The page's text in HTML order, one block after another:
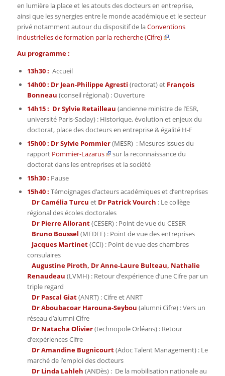
en lumière la place et les atouts des docteurs en entreprise,
ainsi que les synergies entre le monde académique et le secteur
privé notamment autour du dispositif de laConventions
industrielles de formation par la recherche (Cifre)
.
Au programme :
13h30 : Accueil
14h00 : Dr Jean-Philippe Agresti (rectorat) et François
Bonneau (conseil régional) : Ouverture
14h15 : Dr Sylvie Retailleau (ancienne ministre de l’ESR,
université Paris-Saclay) : Historique, évolution et enjeux du
doctorat, place des docteurs en entreprise & égalité H-F
15h00 : Dr Sylvie Pommier(MESR) : Mesures issues du
rapport Pommier-Lazarus
sur la reconnaissance du
doctorat dans les entreprises et la société
15h30 : Pause
15h40 : Témoignages d’acteurs académiques et d’entreprises
Dr Camélia Turcu et Dr Patrick Vourch : Le collège
régional des écoles doctorales
Dr Pierre Allorant(CESER) : Point de vue du CESER
Bruno Boussel (MEDEF) : Point de vue des entreprises
Jacques Martinet(CCI) : Point de vue des chambres
consulaires
Augustine Piroth, Dr Anne-Laure Bulteau, Nathalie
Renaudeau (LVMH) : Retour d’expérience d’une Cifre par un
triple regard
Dr Pascal Giat(ANRT) : Cifre et ANRT
Dr Aboubacoar Harouna-Seybou (alumni Cifre) : Vers un
réseau d’alumni Cifre
Dr Natacha Olivier(technopole Orléans) : Retour
d’expériences Cifre
Dr Amandine Bugnicourt(Adoc Talent Management) : Le
marché de l’emploi des docteurs
Dr Linda Lahleh (ANDès) : De la mobilisation nationale au